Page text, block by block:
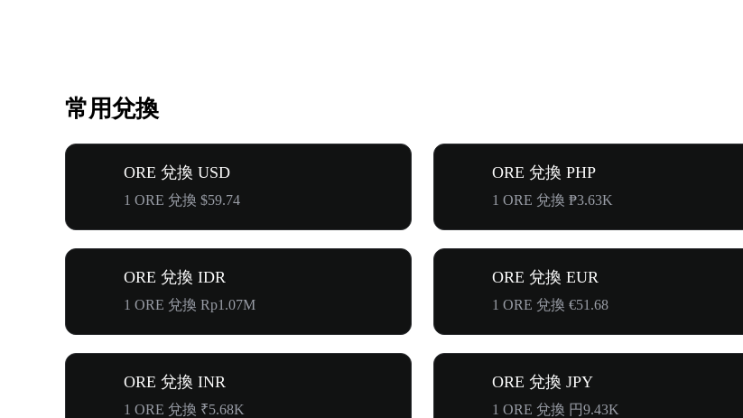
常用兌換
ORE 兌換 USD
1 ORE 兌換 $59.74
ORE 兌換 PHP
1 ORE 兌換 ₱3.63K
ORE 兌換 IDR
1 ORE 兌換 Rp1.07M
ORE 兌換 EUR
1 ORE 兌換 €51.68
ORE 兌換 INR
1 ORE 兌換 ₹5.68K
ORE 兌換 JPY
1 ORE 兌換 円9.43K